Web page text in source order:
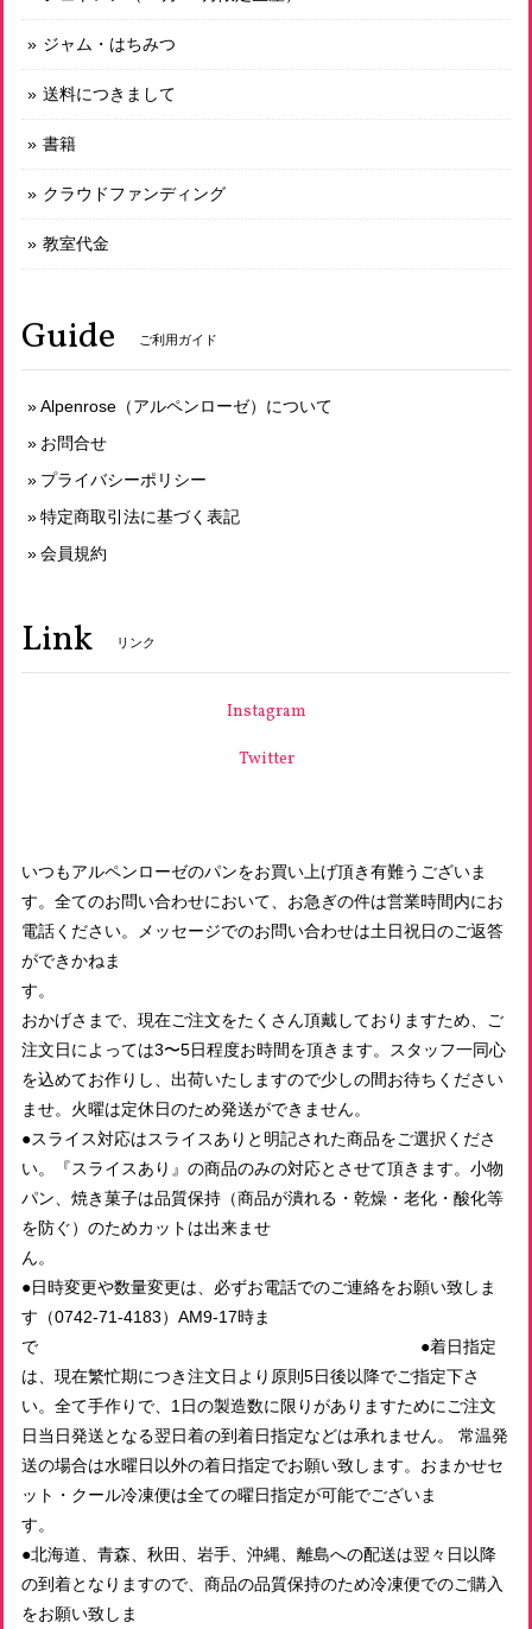
オーガニックシュガーの天然酵母メロンパン
2026/06/16
オーガニックシュガーの天然酵母メロンパン
2026/06/16
有機スペルト小麦のみ使用 古代小麦バゲット小
2026/06/16
有機玄米使用 発芽玄米食パン プレーン１山 スライスあり
2026/06/16
有機玄米使用 発芽玄米のプチブラン 有機レーズンS
2026/06/16
2026/06/12
冷凍おまかせパンセット 3500円（送料込！）
2026/06/08
されておりました。 パンも美味しくいただきました。 送料
込みでご対応いただき、ありがとうございました。
ジャム・はちみつ
送料につきまして
書籍
クラウドファンディング
教室代金
Guide ご利用ガイド
Alpenrose（アルペンローゼ）について
お問合せ
プライバシーポリシー
特定商取引法に基づく表記
会員規約
Link リンク
Instagram
Twitter
いつもアルペンローゼのパンをお買い上げ頂き有難うございま
す。全てのお問い合わせにおいて、お急ぎの件は営業時間内にお
電話ください。メッセージでのお問い合わせは土日祝日のご返答
ができかねま
す
おかげさまで、現在ご注文をたくさん頂戴しておりますため、ご
注文日によっては3〜5日程度お時間を頂きます。スタッフ一同心
を込めてお作りし、出荷いたしますので少しの間お待ちください
ませ。火曜は定休日のため発送ができません。
●スライス対応はスライスありと明記された商品をご選択くださ
い。『スライスあり』の商品のみの対応とさせて頂きます。小物
パン、焼き菓子は品質保持（商品が潰れる・乾燥・老化・酸化等
を防ぐ）のためカットは出来ませ
ん
●日時変更や数量変更は、必ずお電話でのご連絡をお願い致しま
す（0742-71-4183）AM9-17時ま
で ●着日指定
は、現在繁忙期につき注文日より原則5日後以降でご指定下さ
い。全て手作りで、1日の製造数に限りがありますためにご注文
日当日発送となる翌日着の到着日指定などは承れません。 常温発
送の場合は水曜日以外の着日指定でお願い致します。おまかせセ
ット・クール冷凍便は全ての曜日指定が可能でございま
す
●北海道、青森、秋田、岩手、沖縄、離島への配送は翌々日以降
の到着となりますので、商品の品質保持のため冷凍便でのご購入
をお願い致しま